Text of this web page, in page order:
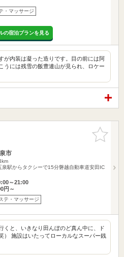
・マッサージ
の宿泊プランを見る
が内装は凝った造りです。目の前には阿
うには残雪の飯豊連山が見られ、ロケー
お気に入
りに追加
市
泉駅からタクシーで15分磐越自動車道安田IC
～21:00
円～
テ・マッサージ
くと、いきなり田んぼのど真ん中に、ド
） 施設はいたってローカルなスーパー銭